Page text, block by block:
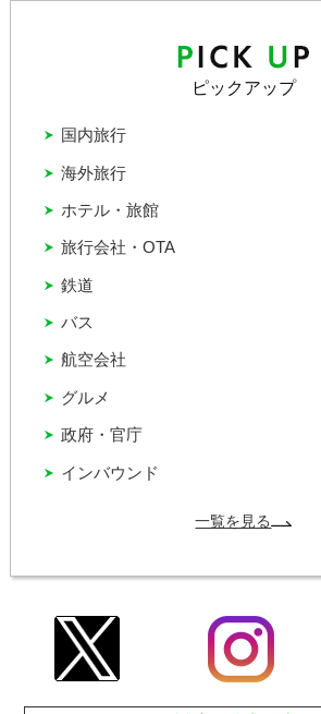
ピックアップ
インバウンド
グルメ
バス
ホテル・旅館
国内旅行
政府・官庁
旅行会社・OTA
海外旅行
航空会社
鉄道
一覧を見る